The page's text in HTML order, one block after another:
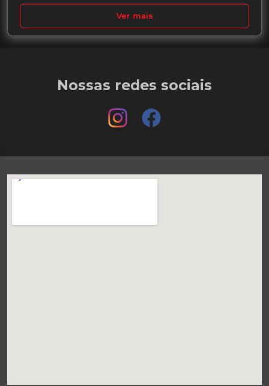
Ver mais
Nossas redes sociais